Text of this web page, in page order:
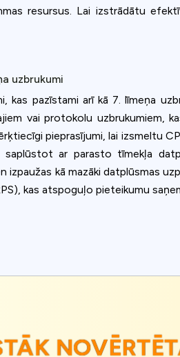
resursus. Lai izstrādātu
uzbrukumi
kas pazīstami arī kā 7. līmeņa
vai protokolu uzbrukumiem,
pieprasījumi, lai izsmeltu
ar parasto tīmekļa
izpaužas kā mazāki datplūsmas
kas atspoguļo pieteikumu